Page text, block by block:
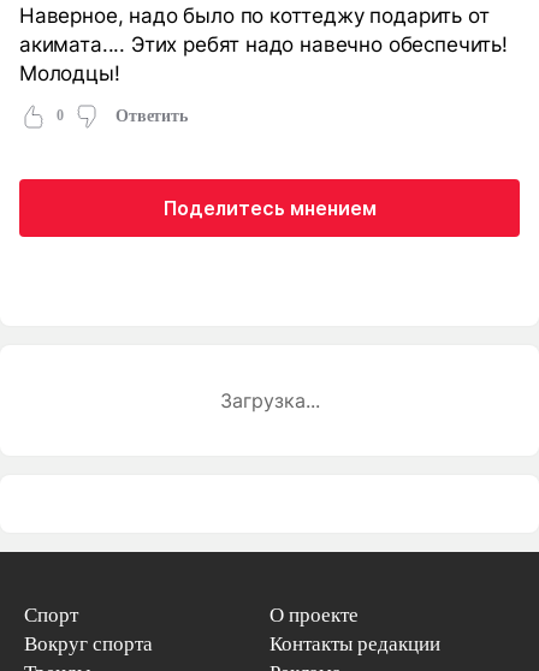
Наверное, надо было по коттеджу подарить от
акимата.... Этих ребят надо навечно обеспечить!
Молодцы!
0 Ответить
Поделитесь мнением
Загрузка...
Спорт
Вокруг спорта
О проекте
Контакты редакции